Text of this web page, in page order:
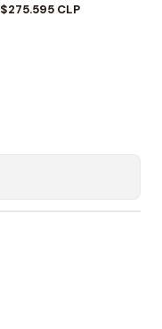
$275.595 CLP